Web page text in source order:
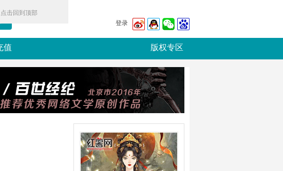
登录
值 版权专区
点击回到顶部